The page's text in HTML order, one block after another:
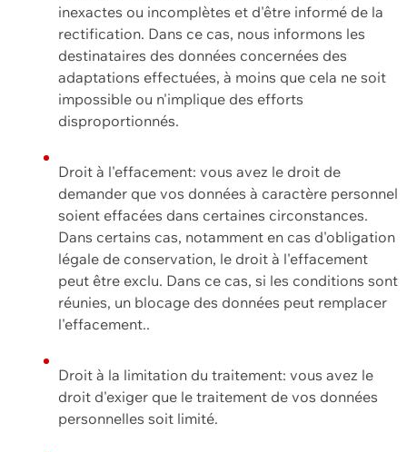
inexactes ou incomplètes et d'être informé de la
rectification. Dans ce cas, nous informons les
destinataires des données concernées des
adaptations effectuées, à moins que cela ne soit
impossible ou n'implique des efforts
disproportionnés.
Droit à l'effacement: vous avez le droit de
demander que vos données à caractère personnel
soient effacées dans certaines circonstances.
Dans certains cas, notamment en cas d'obligation
légale de conservation, le droit à l'effacement
peut être exclu. Dans ce cas, si les conditions sont
réunies, un blocage des données peut remplacer
l'effacement..
Droit à la limitation du traitement: vous avez le
droit d'exiger que le traitement de vos données
personnelles soit limité.